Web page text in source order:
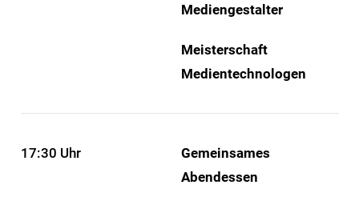
Mediengestalter
Meisterschaft
Medientechnologen
17:30 Uhr
Gemeinsames
Abendessen